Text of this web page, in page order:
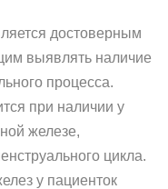
достоверным
выявлять наличие
процесса.
при наличии у
железе,
цикла.
у пациенток